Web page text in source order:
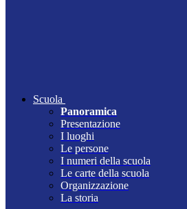
Scuola
Panoramica
Presentazione
I luoghi
Le persone
I numeri della scuola
Le carte della scuola
Organizzazione
La storia